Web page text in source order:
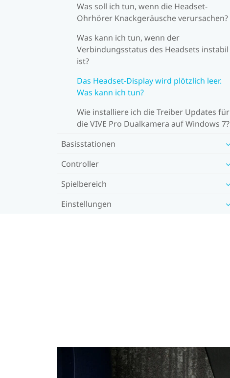
Was soll ich tun, wenn die Headset-
Ohrhörer Knackgeräusche verursachen?
Was kann ich tun, wenn der
Verbindungsstatus des Headsets instabil
ist?
Das Headset-Display wird plötzlich leer.
Was kann ich tun?
Wie installiere ich die Treiber Updates für
die VIVE Pro Dualkamera auf Windows 7?
Basisstationen
Controller
Spielbereich
Einstellungen